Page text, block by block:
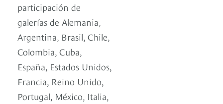
participación de
galerías de Alemania,
Argentina, Brasil, Chile,
Colombia, Cuba,
España, Estados Unidos,
Francia, Reino Unido,
Portugal, México, Italia,